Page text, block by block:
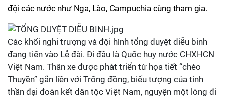
đội các nước như Nga, Lào, Campuchia cùng tham gia.
Các khối nghi trượng và đội hình tổng duyệt diễu binh
đang tiến vào Lễ đài. Đi đầu là Quốc huy nước CHXHCN
Việt Nam. Thân xe được phát triển từ họa tiết “chèo
Thuyền” gắn liền với Trống đồng, biểu tượng của tinh
thần đại đoàn kết dân tộc Việt Nam, nguyện một lòng đi